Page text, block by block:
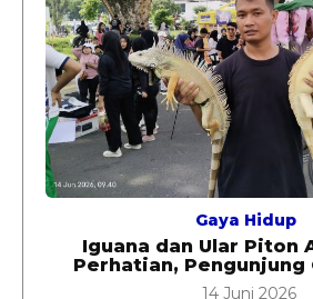
Gaya Hidup
Iguana dan Ular Piton
Perhatian, Pengunjung
14 Juni 2026